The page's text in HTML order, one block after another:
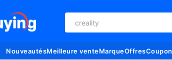
creality
NouveautésMeilleure venteMarqueOffresCoupon